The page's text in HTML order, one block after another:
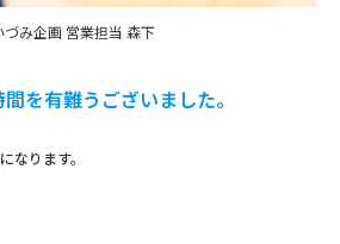
づみ企画 営業担当 森下
を有難うございました。
ります。